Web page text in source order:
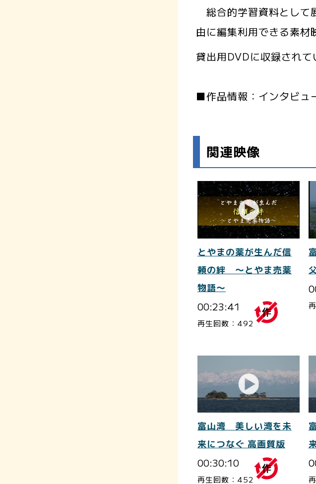
総合的学習資料として
由に編集利用できる素材
貸出用DVDに収録されて
■作品情報：インタビュ
関連映像
とやまの薬が生んだ信
頼の絆 ～とやま売薬
物語～
00:23:41
再生回数：492
富山湾 美しい湾を未
来につなぐ 高画質版
00:30:10
再生回数：452